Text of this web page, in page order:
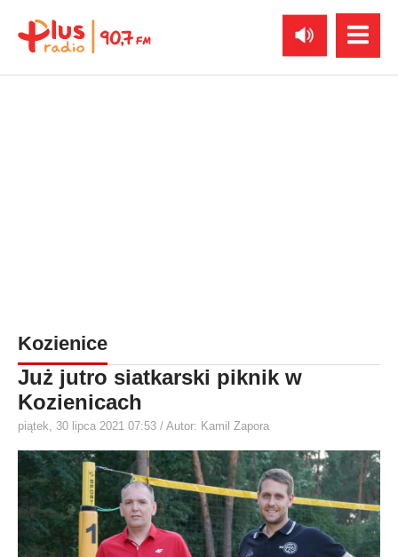
Kozienice
Już jutro siatkarski piknik w
Kozienicach
piątek, 30 lipca 2021 07:53 / Autor: Kamil Zapora